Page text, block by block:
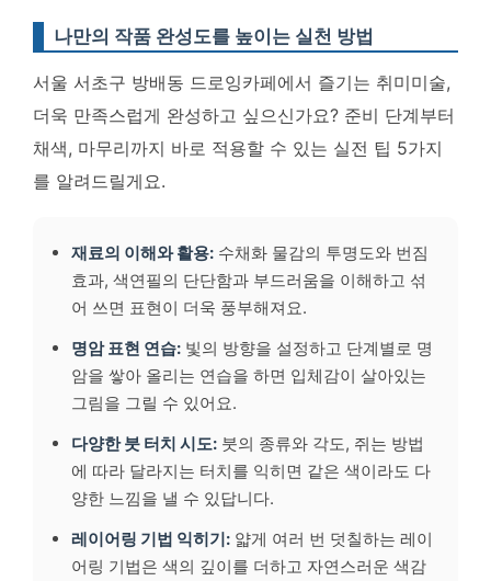
나만의 작품 완성도를 높이는 실천 방법
서울 서초구 방배동 드로잉카페에서 즐기는 취미미술,
더욱 만족스럽게 완성하고 싶으신가요? 준비 단계부터
채색, 마무리까지 바로 적용할 수 있는 실전 팁 5가지
를 알려드릴게요.
재료의 이해와 활용: 수채화 물감의 투명도와 번짐
효과, 색연필의 단단함과 부드러움을 이해하고 섞
어 쓰면 표현이 더욱 풍부해져요.
명암 표현 연습: 빛의 방향을 설정하고 단계별로 명
암을 쌓아 올리는 연습을 하면 입체감이 살아있는
그림을 그릴 수 있어요.
다양한 붓 터치 시도: 붓의 종류와 각도, 쥐는 방법
에 따라 달라지는 터치를 익히면 같은 색이라도 다
양한 느낌을 낼 수 있답니다.
레이어링 기법 익히기: 얇게 여러 번 덧칠하는 레이
어링 기법은 색의 깊이를 더하고 자연스러운 색감